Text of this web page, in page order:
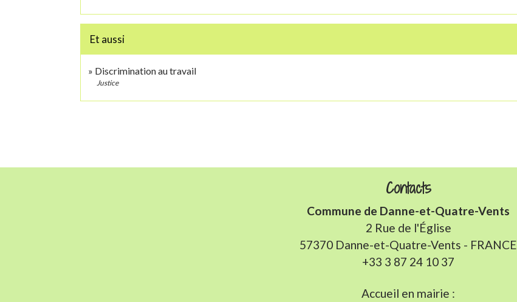
Et aussi
Discrimination au travail
Justice
Contacts
Commune de Danne-et-Quatre-Vents
2 Rue de l'Église
57370 Danne-et-Quatre-Vents - FRANCE
+33 3 87 24 10 37
Accueil en mairie :